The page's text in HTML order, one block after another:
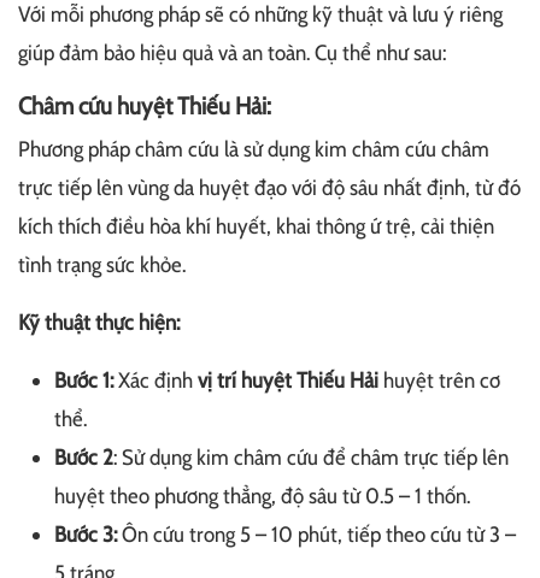
Với mỗi phương pháp sẽ có những kỹ thuật và lưu ý riêng
giúp đảm bảo hiệu quả và an toàn. Cụ thể như sau:
Châm cứu huyệt Thiếu Hải:
Phương pháp châm cứu là sử dụng kim châm cứu châm
trực tiếp lên vùng da huyệt đạo với độ sâu nhất định, từ đó
kích thích điều hòa khí huyết, khai thông ứ trệ, cải thiện
tình trạng sức khỏe.
Kỹ thuật thực hiện:
Bước 1:Xác địnhvị trí huyệt Thiếu Hải huyệt trên cơ
thể.
Bước 2: Sử dụng kim châm cứu để châm trực tiếp lên
huyệt theo phương thẳng, độ sâu từ 0.5 – 1 thốn.
Bước 3:Ôn cứu trong 5 – 10 phút, tiếp theo cứu từ 3 –